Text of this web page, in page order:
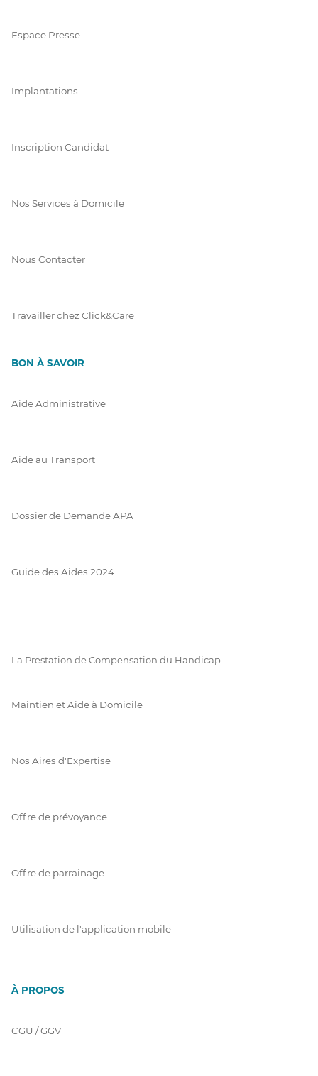
Espace Presse
Implantations
Inscription Candidat
Nos Services à Domicile
Nous Contacter
Travailler chez Click&Care
BON À SAVOIR
Aide Administrative
Aide au Transport
Dossier de Demande APA
Guide des Aides 2024
La Prestation de Compensation du Handicap
Maintien et Aide à Domicile
Nos Aires d'Expertise
Offre de prévoyance
Offre de parrainage
Utilisation de l'application mobile
À PROPOS
CGU / GGV